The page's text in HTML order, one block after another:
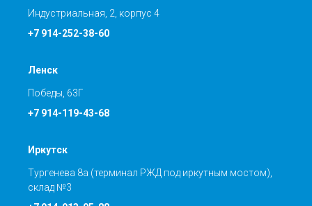
Индустриальная, 2, корпус 4
+7 914-252-38-60
Ленск
Победы, 63Г
+7 914-119-43-68
Иркутск
Тургенева 8а (терминал РЖД под иркутным мостом),
склад №3